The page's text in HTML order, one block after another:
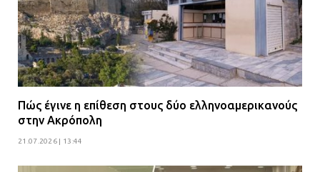
Πώς έγινε η επίθεση στους δύο ελληνοαμερικανούς
στην Ακρόπολη
21.07.2026 | 13:44